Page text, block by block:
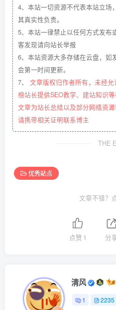
4、本站一切资源不代表本站立场
其真实性负责。
5、本站一律禁止以任何方式发布
客发现请向站长举报
6、本站资源大多存储在云盘，如
会第一时间更新。
7、 文章版权归作者所有，未经
根站长提供SEO教学、建站知识
文章为站长总结以及部分网络资
请携带相关证明联系博主
THE
优秀站点
文章不错？
点赞 1 分
清风
1 2235